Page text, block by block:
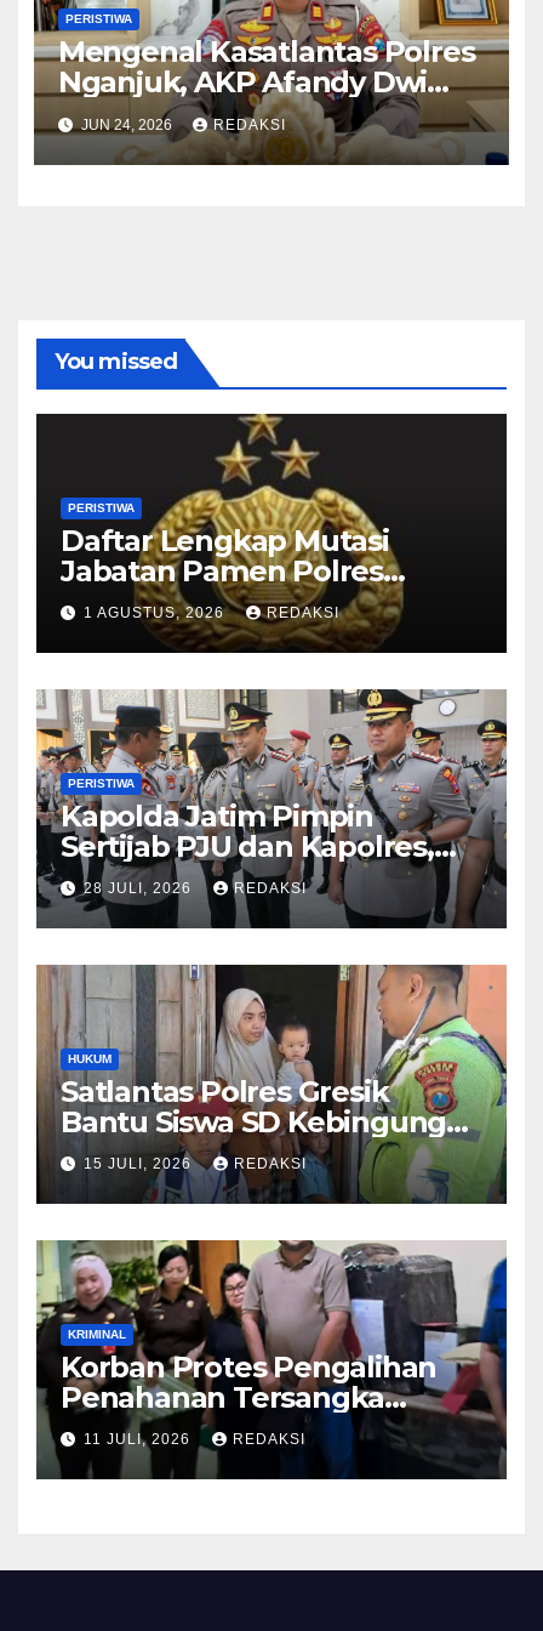
PERISTIWA
Mengenal Kasatlantas Polres
Nganjuk, AKP Afandy Dwi
Takdir
JUN 24, 2026 REDAKSI
You missed
PERISTIWA
Daftar Lengkap Mutasi
Jabatan Pamen Polres
Jajaran Polda Jatim 2026
1 AGUSTUS, 2026 REDAKSI
PERISTIWA
Kapolda Jatim Pimpin
Sertijab PJU dan Kapolres,
Perkuat Regenerasi
Kepemimpinan dan
Pelayanan Presisi
28 JULI, 2026 REDAKSI
HUKUM
Satlantas Polres Gresik
Bantu Siswa SD Kebingungan
Saat Pulang Sekolah,
Langsung Diantar ke Rumah
Orang Tua Lega
15 JULI, 2026 REDAKSI
KRIMINAL
Korban Protes Pengalihan
Penahanan Tersangka
Pemalsuan Merek Skincare,
Kasi Penkum Kejati Jatim:
Nanti Saya Tegur Jaksanya
11 JULI, 2026 REDAKSI